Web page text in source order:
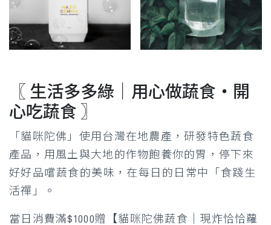
〖 生活多多綠｜用心做蔬食・開
心吃蔬食 〗
「貓咪陀佛」使用台灣在地農產，研發特色蔬食
產品，用風土與大地的作物飽養你的胃， 停下來
好好品嚐蔬食的美味，在每日的日常中「食踐生
活禪」。
當日消費滿$1000贈【貓咪陀佛蔬食｜現炸恰恰蘿